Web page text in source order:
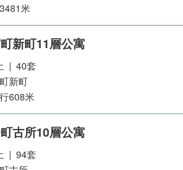
米
新町11層公寓
| 40套
新町
608米
古所10層公寓
| 94套